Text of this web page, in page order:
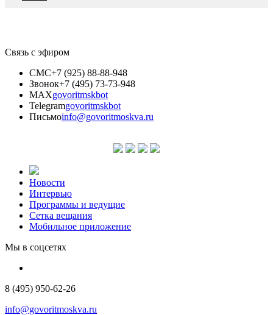
Связь с эфиром
СМС+7 (925) 88-88-948
Звонок+7 (495) 73-73-948
MAXgovoritmskbot
Telegramgovoritmskbot
Письмоinfo@govoritmoskva.ru
Новости
Интервью
Программы и ведущие
Сетка вещания
Мобильное приложение
Мы в соцсетях
8 (495) 950-62-26
info@govoritmoskva.ru